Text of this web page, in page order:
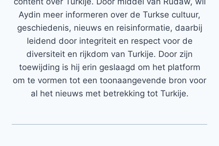
Aydin meer informeren over de Turkse cultuur,
geschiedenis, nieuws en reisinformatie, daarbij
leidend door integriteit en respect voor de
diversiteit en rijkdom van Turkije. Door zijn
toewijding is hij erin geslaagd om het platform
om te vormen tot een toonaangevende bron voor
al het nieuws met betrekking tot Turkije.